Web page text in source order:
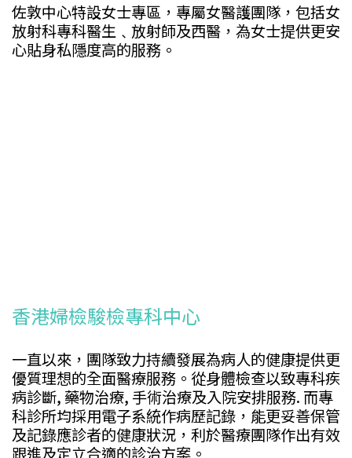
佐敦中心特設女士專區，專屬女醫護團隊，包括女
放射科專科醫生﹑放射師及西醫，為女士提供更安
心貼身私隱度高的服務。
香港婦檢駿檢專科中心
一直以來，團隊致力持續發展為病人的健康提供更
優質理想的全面醫療服務。從身體檢查以致專科疾
病診斷, 藥物治療, 手術治療及入院安排服務. 而專
科診所均採用電子系統作病歷記錄，能更妥善保管
及記錄應診者的健康狀況，利於醫療團隊作出有效
跟進及定立合適的診治方案。